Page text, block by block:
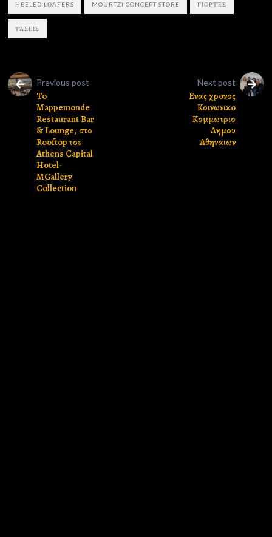
HEELED LΟAFERS MOURTZI CONCEPT STORE ΓΙΟΡΤΈΣ
ΤΆΣΕΙΣ
Previous post
To
Mappemonde
Restaurant Bar
& Lounge, στο
Rooftop του
Athens Capital
Hotel-
MGallery
Collection
Next post
Eνας χρoνος
Κοινωνικo
Κομμωτριο
Δημου
Αθηναιων